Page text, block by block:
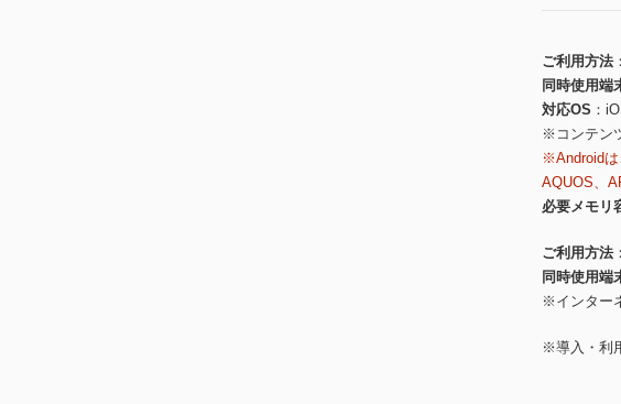
ご利用方法
同時使用端
対応OS
※コンテン
※Androidは
AQUOS、
必要メモリ
ご利用方法
同時使用端
※インター
※導入・利